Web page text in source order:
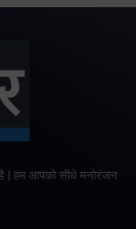
| हम आपको सीधे मनोरंजन